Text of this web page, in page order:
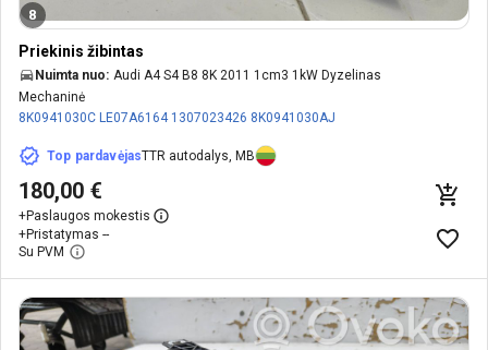
8
Priekinis žibintas
Nuimta nuo: Audi A4 S4 B8 8K 2011 1cm3 1kW Dyzelinas
Mechaninė
8K0941030C LE07A6164 1307023426 8K0941030AJ
Top pardavėjasTTR autodalys, MB
180,00 €
+Paslaugos mokestis
+Pristatymas --
Su PVM